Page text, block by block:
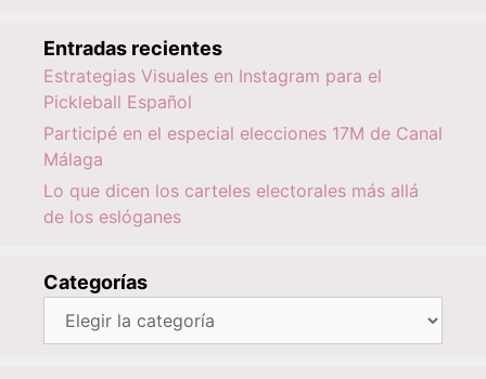
Entradas recientes
Estrategias Visuales en Instagram para el
Pickleball Español
Participé en el especial elecciones 17M de Canal
Málaga
Lo que dicen los carteles electorales más allá
de los eslóganes
Categorías
Categorías